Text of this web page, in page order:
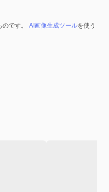
です。 AI画像生成ツールを使う